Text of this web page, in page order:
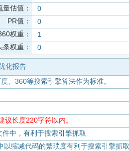
量估值：
0
PR值：
0
权重：
1
条权重： 0
化报告
、360等搜索引擎算法作为标准。
长度220字符以内。
中，有利于搜索引擎抓取
缩减代码的繁琐度有利于搜索引擎抓取